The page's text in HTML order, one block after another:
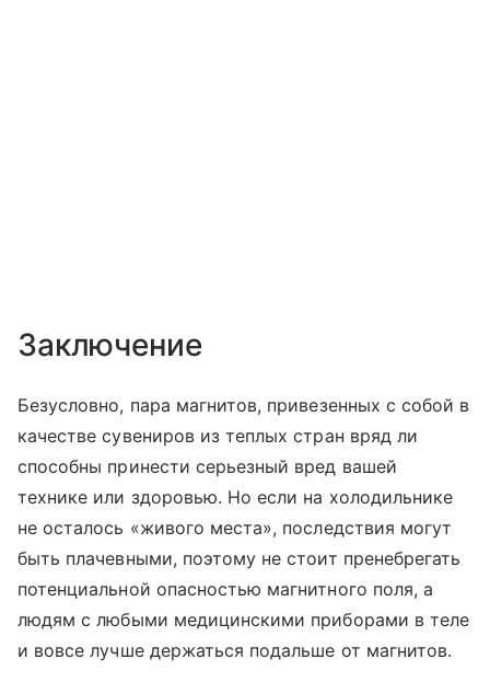
Заключение
Безусловно, пара магнитов, привезенных с собой в
качестве сувениров из теплых стран вряд ли
способны принести серьезный вред вашей
технике или здоровью. Но если на холодильнике
не осталось «живого места», последствия могут
быть плачевными, поэтому не стоит пренебрегать
потенциальной опасностью магнитного поля, а
людям с любыми медицинскими приборами в теле
и вовсе лучше держаться подальше от магнитов.